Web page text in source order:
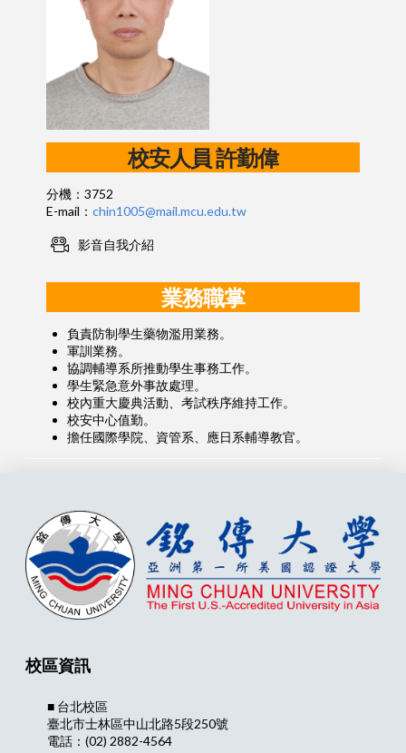
校安人員 許勤偉
分機：3752
E-mail： chin1005@mail.mcu.edu.tw
影音自我介紹
業務職掌
負責防制學生藥物濫用業務。
軍訓業務。
協調輔導系所推動學生事務工作。
學生緊急意外事故處理。
校內重大慶典活動、考試秩序維持工作。
校安中心值勤。
擔任國際學院、資管系、應日系輔導教官。
校區資訊
■ 台北校區
臺北市士林區中山北路5段250號
電話：(02) 2882-4564